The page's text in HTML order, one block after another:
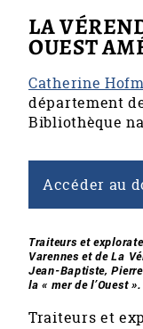
LA
OUEST
Catherine
département
Bibliothèque
Accéder au
Traiteurs et
Varennes et de La
Jean-Baptiste,
la « mer de l’Ouest ».
Traiteurs et